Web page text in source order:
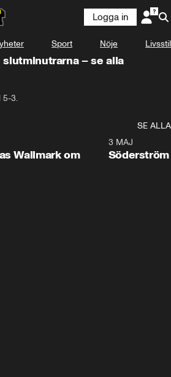
Logga in
Sport Nöje Livsstil
– se alla
5-3.
SE ALLA
Wallmark om
3 MAJ